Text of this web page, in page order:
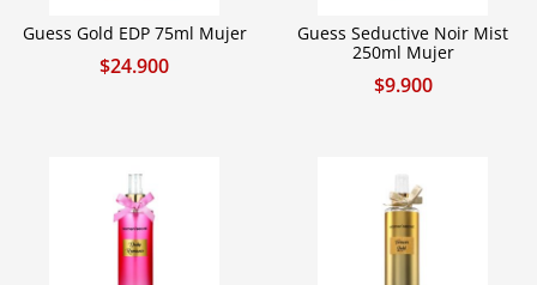
Guess Gold EDP 75ml Mujer
$24.900
Guess Seductive Noir Mist
250ml Mujer
$9.900